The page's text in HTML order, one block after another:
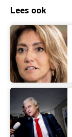
Lees ook